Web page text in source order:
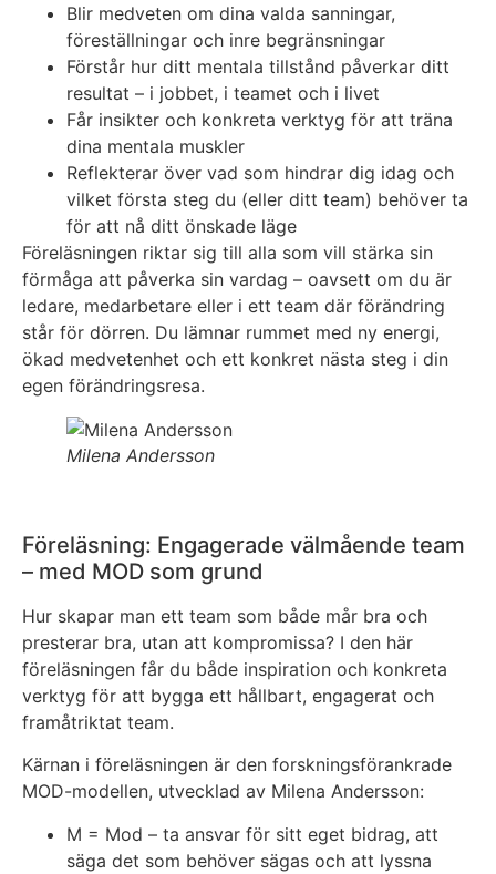
Blir medveten om dina valda sanningar,
föreställningar och inre begränsningar
Förstår hur ditt mentala tillstånd påverkar ditt
resultat – i jobbet, i teamet och i livet
Får insikter och konkreta verktyg för att träna
dina mentala muskler
Reflekterar över vad som hindrar dig idag och
vilket första steg du (eller ditt team) behöver ta
för att nå ditt önskade läge
Föreläsningen riktar sig till alla som vill stärka sin
förmåga att påverka sin vardag – oavsett om du är
ledare, medarbetare eller i ett team där förändring
står för dörren. Du lämnar rummet med ny energi,
ökad medvetenhet och ett konkret nästa steg i din
egen förändringsresa.
Milena Andersson
Föreläsning: Engagerade välmående team
– med MOD som grund
Hur skapar man ett team som både mår bra och
presterar bra, utan att kompromissa? I den här
föreläsningen får du både inspiration och konkreta
verktyg för att bygga ett hållbart, engagerat och
framåtriktat team.
Kärnan i föreläsningen är den forskningsförankrade
MOD-modellen, utvecklad av Milena Andersson:
M = Mod – ta ansvar för sitt eget bidrag, att
säga det som behöver sägas och att lyssna